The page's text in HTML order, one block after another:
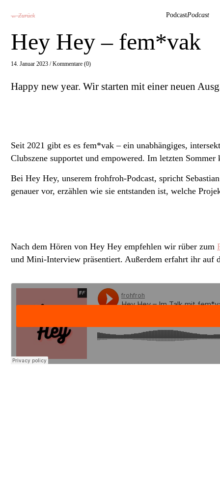
← Zurück PodcastPodcast
Hey Hey – fem*vak
14. Januar 2023 /Kommentare (0)
Happy new year. Wir starten mit einer neuen
Seit 2021 gibt es es fem*vak – ein unabhängiges,
Clubszene supportet und empowered. Im letzten Sommer
Bei Hey Hey, unserem frohfroh-Podcast, spricht
genauer vor, erzählen wie sie entstanden ist, welche
Nach dem Hören von Hey Hey empfehlen wir rüber zum
und Mini-Interview präsentiert. Außerdem erfahrt ihr auf